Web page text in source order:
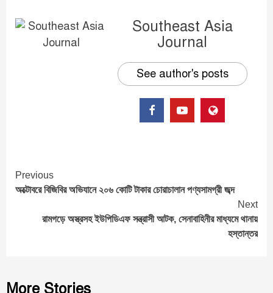
Southeast Asia
Journal
See author's posts
Continue
Reading
Previous
অক্টোবরে বিজিবির অভিযানে ২০৬ কোটি টাকার চোরাচালান পণ্যসামগ্রী জব্দ
Next
রামগড়ে অস্ত্রসহ ইউপিডিএফ সন্ত্রাসী আটক, সেনাবাহিনীর মাধ্যমে থানায়
হস্তান্তর
More Stories